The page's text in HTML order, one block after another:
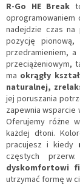
R-Go HE Break
oprogramowaniem
nadejdzie czas na
pozycję pionową,
przedramieniem,
przeciążeniowym,
ma okrągły
naturalnej,
jej poruszania
zapewnia
Oferujemy różne
każdej dłoni.
pracujesz i kiedy
częstych
dyskomfortowi
utrzymać formę w